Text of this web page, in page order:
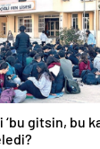
gitsin, bu